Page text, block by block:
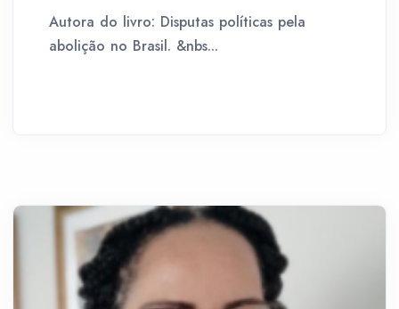
Autora do livro: Disputas políticas pela
abolição no Brasil. &nbs...